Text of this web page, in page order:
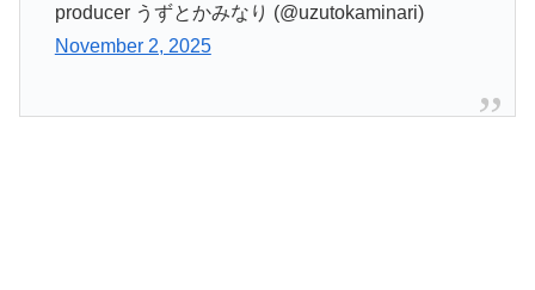
producer うずとかみなり (@uzutokaminari)
November 2, 2025